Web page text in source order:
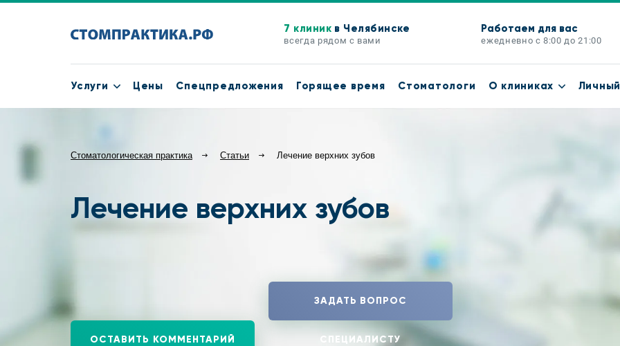
7 клиник в Челябинске
всегда рядом с вами
Работаем для вас
ежедневно с 8:00 до 21:00
Услуги Цены Спецпредложения Горящее время Стоматологи О клиниках
Стоматологическая практика Статьи Лечение верхних зубов
Лечение верхних зубов
ОСТАВИТЬ КОММЕНТАРИЙ
ЗАДАТЬ ВОПРОС
СПЕЦИАЛИСТУ